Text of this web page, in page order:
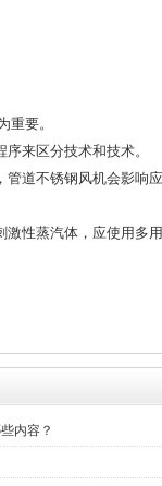
重要。
来区分技术和技术。
道不锈钢风机会影响
性蒸汽体，应使用多
内容？